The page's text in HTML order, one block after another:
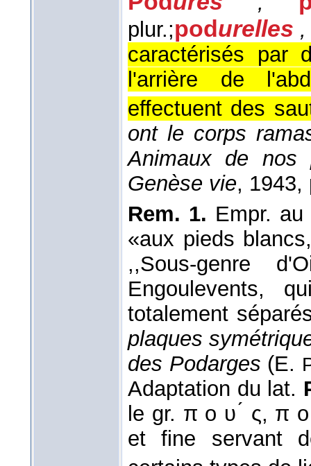
plur.;podurelles ,
caractérisés par
l'arrière de
effectuent des
ont le corps
Animaux de nos
Genèse vie, 1943,
Rem. 1. Empr.
«aux pieds
,,Sous-genre
Engoulevents,
totalement
plaques
des Podarges (E.
Adaptation du lat.
le gr. π ο υ ́ ς, π
et fine servant